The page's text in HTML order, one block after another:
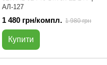
АЛ-127
1 480 грн/компл. 1 980 грн
Купити